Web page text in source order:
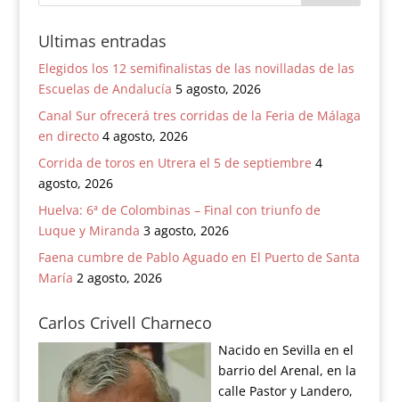
Ultimas entradas
Elegidos los 12 semifinalistas de las novilladas de las
Escuelas de Andalucía 5 agosto, 2026
Canal Sur ofrecerá tres corridas de la Feria de Málaga
en directo 4 agosto, 2026
Corrida de toros en Utrera el 5 de septiembre 4
agosto, 2026
Huelva: 6ª de Colombinas – Final con triunfo de
Luque y Miranda 3 agosto, 2026
Faena cumbre de Pablo Aguado en El Puerto de Santa
María 2 agosto, 2026
Carlos Crivell Charneco
Nacido en Sevilla en el
barrio del Arenal, en la
calle Pastor y Landero,